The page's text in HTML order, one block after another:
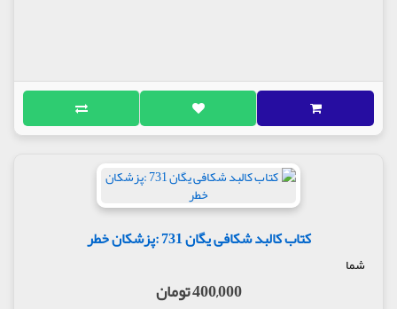
کتاب کالبد شکافی یگان 731 :پزشکان خطر
شما
400,000 تومان